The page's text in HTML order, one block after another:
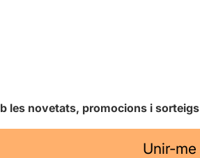
les novetats, promocions i sorteigs
Unir-me